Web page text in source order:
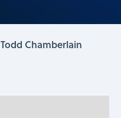
Todd Chamberlain